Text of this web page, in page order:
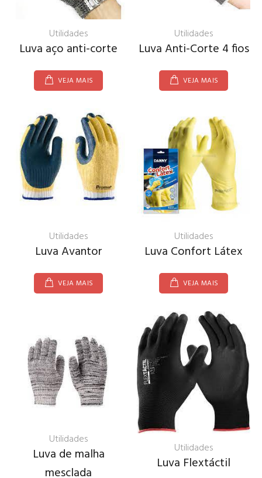
Utilidades
Luva aço anti-corte
VEJA MAIS
Utilidades
Luva Anti-Corte 4 fios
VEJA MAIS
Utilidades
Luva Avantor
VEJA MAIS
Utilidades
Luva Confort Látex
VEJA MAIS
Utilidades
Luva de malha
mesclada
Utilidades
Luva Flextáctil